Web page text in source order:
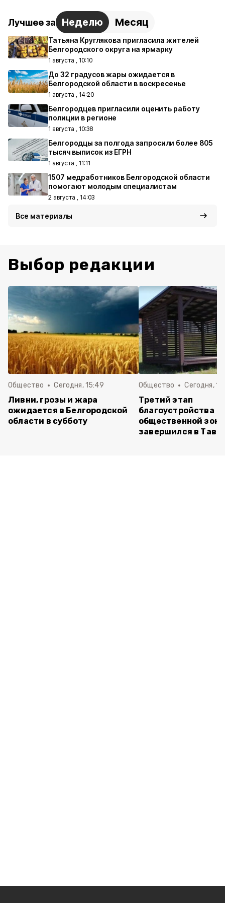
Лучшее за Неделю Месяц
Татьяна Круглякова пригласила жителей
Белгородского округа на ярмарку
1 августа , 10:10
До 32 градусов жары ожидается в
Белгородской области в воскресенье
1 августа , 14:20
Белгородцев пригласили оценить работу
полиции в регионе
1 августа , 10:38
Белгородцы за полгода запросили более 805
тысяч выписок из ЕГРН
1 августа , 11:11
1507 медработников Белгородской области
помогают молодым специалистам
2 августа , 14:03
Все материалы
Выбор редакции
Общество Сегодня, 15:49
Ливни, грозы и жара
ожидается в Белгородской
области в субботу
Общество Сегодня,
Третий этап
благоустройства
общественной
завершился в